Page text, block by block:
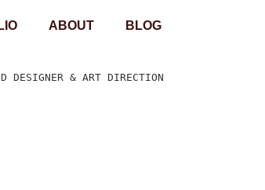
ABOUT BLOG
DESIGNER & ART DIRECTION